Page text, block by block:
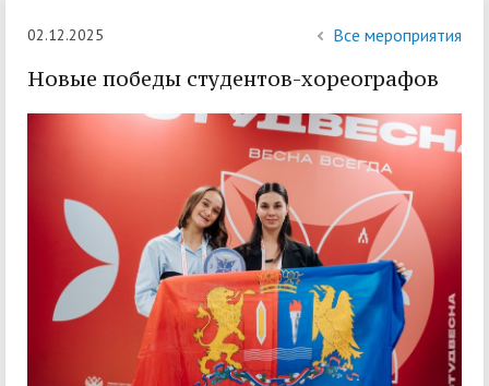
02.12.2025 Все мероприятия
Новые победы студентов-хореографов